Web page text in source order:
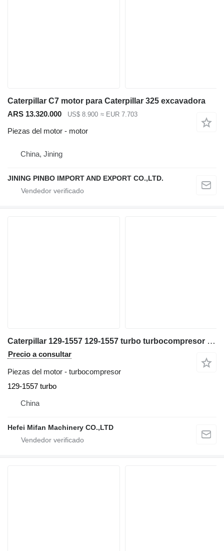
Caterpillar C7 motor para Caterpillar 325 excavadora
ARS 13.320.000
US$ 8.900 ≈ EUR 7.703
Piezas del motor - motor
China, Jining
JINING PINBO IMPORT AND EXPORT CO.,LTD.
Caterpillar 129-1557 129-1557 turbo turbocompresor para excavadora
Precio a consultar
Piezas del motor - turbocompresor
129-1557 turbo
China
Hefei Mifan Machinery CO.,LTD